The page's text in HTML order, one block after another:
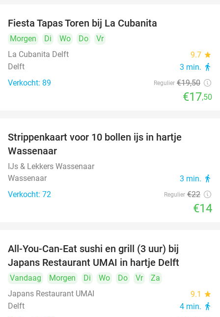
Fiesta Tapas Toren bij La Cubanita
Morgen Di Wo Do
Vr
La Cubanita Delft
9.7 star
Delft 3 min. directions_walk
Verkocht: 89 Regulier €19,50
€17,50
Strippenkaart voor 10 bollen ijs in hartje
Wassenaar
IJs & Lekkers Wassenaar
Wassenaar
3 min. directions_walk
Verkocht: 72 Regulier €22
€14
All-You-Can-Eat sushi en grill (3 uur) bij
Japans Restaurant UMAI in hartje Delft
Vandaag Morgen Di Wo Do Vr
Za
Japans Restaurant UMAI
9.1 star
Delft 4 min. directions_walk